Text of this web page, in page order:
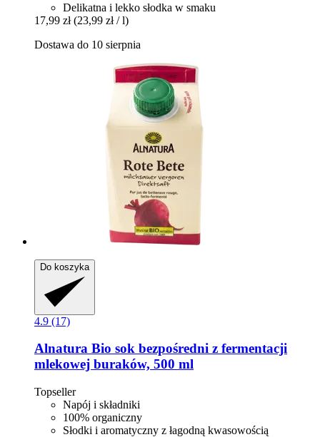
Delikatna i lekko słodka w smaku
17,99 zł (23,99 zł / l)
Dostawa do 10 sierpnia
Do koszyka
4.9 (17)
Alnatura Bio sok bezpośredni z fermentacji
mlekowej buraków, 500 ml
Topseller
Napój i składniki
100% organiczny
Słodki i aromatyczny z łagodną kwasowością